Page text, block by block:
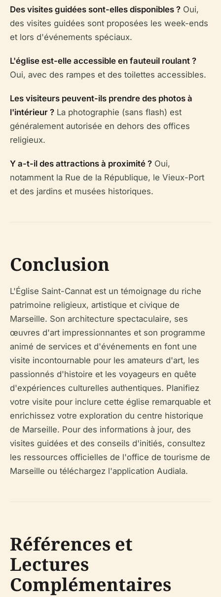
Des visites guidées sont-elles disponibles ? Oui,
des visites guidées sont proposées les week-ends
et lors d'événements spéciaux.
L'église est-elle accessible en fauteuil roulant ?
Oui, avec des rampes et des toilettes accessibles.
Les visiteurs peuvent-ils prendre des photos à
l'intérieur ? La photographie (sans flash) est
généralement autorisée en dehors des offices
religieux.
Y a-t-il des attractions à proximité ? Oui,
notamment la Rue de la République, le Vieux-Port
et des jardins et musées historiques.
Conclusion
L'Église Saint-Cannat est un témoignage du riche
patrimoine religieux, artistique et civique de
Marseille. Son architecture spectaculaire, ses
œuvres d'art impressionnantes et son programme
animé de services et d'événements en font une
visite incontournable pour les amateurs d'art, les
passionnés d'histoire et les voyageurs en quête
d'expériences culturelles authentiques. Planifiez
votre visite pour inclure cette église remarquable et
enrichissez votre exploration du centre historique
de Marseille. Pour des informations à jour, des
visites guidées et des conseils d'initiés, consultez
les ressources officielles de l'office de tourisme de
Marseille ou téléchargez l'application Audiala.
Références et
Lectures
Complémentaires